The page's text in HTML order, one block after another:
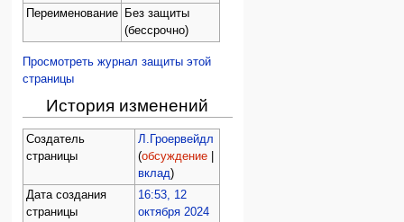
Переименование
Без защиты
(бессрочно)
Просмотреть журнал защиты этой
страницы
История изменений
Создатель
страницы
Л.Гроервейдл
(обсуждение|
вклад)
Дата создания
страницы
16:53, 12
октября 2024